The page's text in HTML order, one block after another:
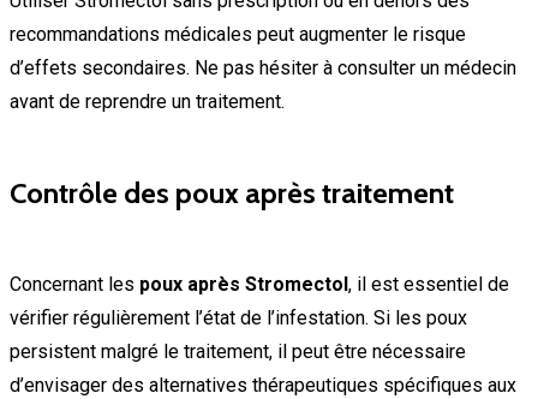
recommandations médicales peut augmenter le risque
d’effets secondaires. Ne pas hésiter à consulter un médecin
avant de reprendre un traitement.
Contrôle des poux après traitement
Concernant les poux après Stromectol, il est essentiel de
vérifier régulièrement l’état de l’infestation. Si les poux
persistent malgré le traitement, il peut être nécessaire
d’envisager des alternatives thérapeutiques spécifiques aux